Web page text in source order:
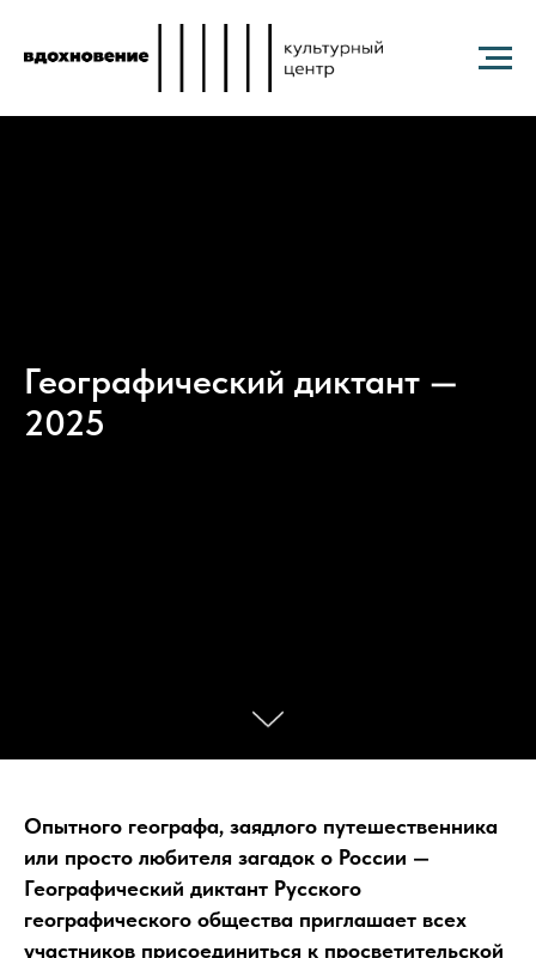
Географический диктант —
2025
Опытного географа, заядлого путешественника
или просто любителя загадок о России —
Географический диктант Русского
географического общества приглашает всех
участников присоединиться к просветительской